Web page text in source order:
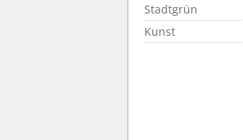
Stadtgrün
Kunst